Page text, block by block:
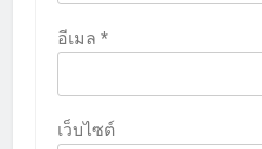
อีเมล *
เว็บไซต์